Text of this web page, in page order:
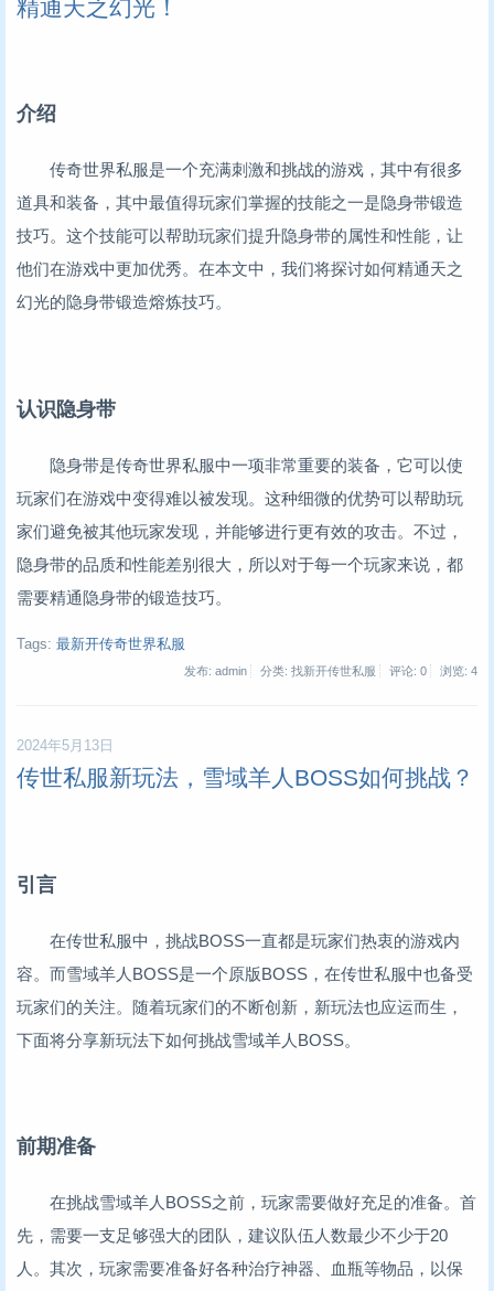
精通天之幻光！
介绍
传奇世界私服是一个充满刺激和挑战的游戏，其中有很多
道具和装备，其中最值得玩家们掌握的技能之一是隐身带锻造
技巧。这个技能可以帮助玩家们提升隐身带的属性和性能，让
他们在游戏中更加优秀。在本文中，我们将探讨如何精通天之
幻光的隐身带锻造熔炼技巧。
认识隐身带
隐身带是传奇世界私服中一项非常重要的装备，它可以使
玩家们在游戏中变得难以被发现。这种细微的优势可以帮助玩
家们避免被其他玩家发现，并能够进行更有效的攻击。不过，
隐身带的品质和性能差别很大，所以对于每一个玩家来说，都
需要精通隐身带的锻造技巧。
Tags: 最新开传奇世界私服
发布: admin 分类: 找新开传世私服 评论: 0 浏览: 4
2024年5月13日
传世私服新玩法，雪域羊人BOSS如何挑战？
引言
在传世私服中，挑战BOSS一直都是玩家们热衷的游戏内
容。而雪域羊人BOSS是一个原版BOSS，在传世私服中也备受
玩家们的关注。随着玩家们的不断创新，新玩法也应运而生，
下面将分享新玩法下如何挑战雪域羊人BOSS。
前期准备
在挑战雪域羊人BOSS之前，玩家需要做好充足的准备。首
先，需要一支足够强大的团队，建议队伍人数最少不少于20
人。其次，玩家需要准备好各种治疗神器、血瓶等物品，以保